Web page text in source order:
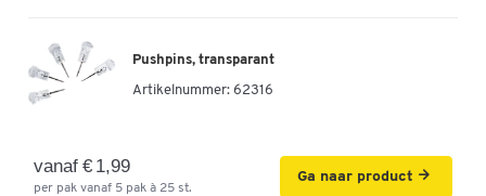
Pushpins, transparant
Artikelnummer: 62316
vanaf € 1,99
per pak vanaf 5 pak à 25 st.
Ga naar product